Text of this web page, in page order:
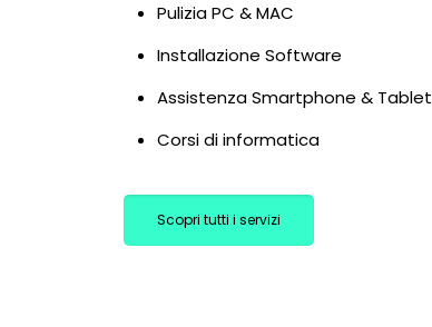
Pulizia PC & MAC
Installazione Software
Assistenza Smartphone & Tablet
Corsi di informatica
Scopri tutti i servizi